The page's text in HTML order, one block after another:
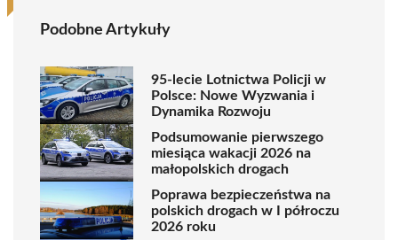
Podobne Artykuły
95-lecie Lotnictwa Policji w
Polsce: Nowe Wyzwania i
Dynamika Rozwoju
Podsumowanie pierwszego
miesiąca wakacji 2026 na
małopolskich drogach
Poprawa bezpieczeństwa na
polskich drogach w I półroczu
2026 roku